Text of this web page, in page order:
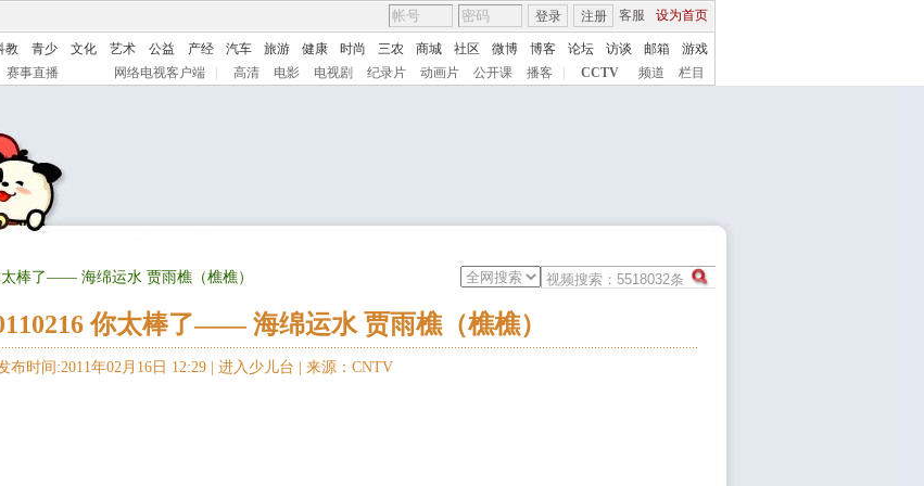
客服 设为首页
登录 注册
教 青少 文化 艺术 公益 产经 汽车 旅游 健康 时尚 三农 商城 社区 微博 博客 论坛 访谈 邮箱
游戏
赛事直播 网络电视客户端 高清 电影 电视剧 纪录片 动画片 公开课 播客 CCTV 频道 栏目
太棒了—— 海绵运水 贾雨樵（樵樵）
你太棒了—— 海绵运水 贾雨樵（樵樵）
布时间:2011年02月16日 12:29 | 进入少儿台 来源：CNTV